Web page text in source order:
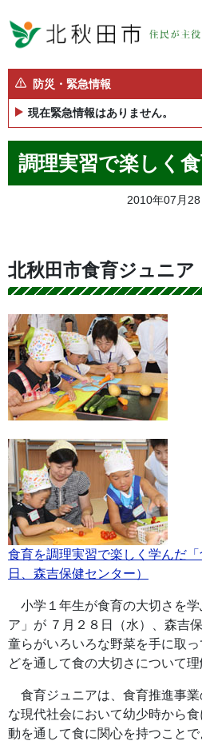
防災・緊急情報
現在緊急情報はありません。
調理実習で楽しく
2010年07月28
北秋田市食育ジュニア
食育を調理実習で楽しく学んだ
日、森吉保健センター）
小学１年生が食育の大切さを学
ア」が ７月２８日（水）、森吉
童らがいろいろな野菜を手に取
どを通して食の大切さについて理
食育ジュニアは、食育推進事
な現代社会において幼少時から
動を通して食に関心を持つこと